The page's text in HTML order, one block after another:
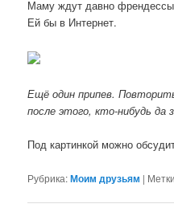
Маму ждут давно
Ей бы в Интернет.
Ещё один припев.
после этого, кто-нибудь да
Под картинкой можно
Рубрика:Моим друзьям |